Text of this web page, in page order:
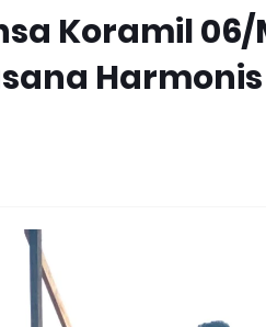
Koramil